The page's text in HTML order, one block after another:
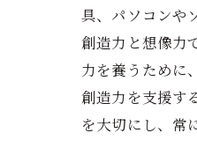
具、パソコンや
創造力と想像力
力を養うために
創造力を支援す
を大切にし、常